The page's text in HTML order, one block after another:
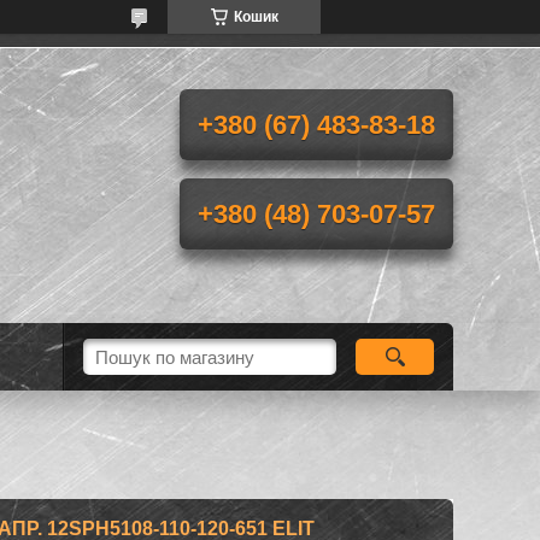
Кошик
+380 (67) 483-83-18
+380 (48) 703-07-57
12SPH5108-110-120-651 ELIT